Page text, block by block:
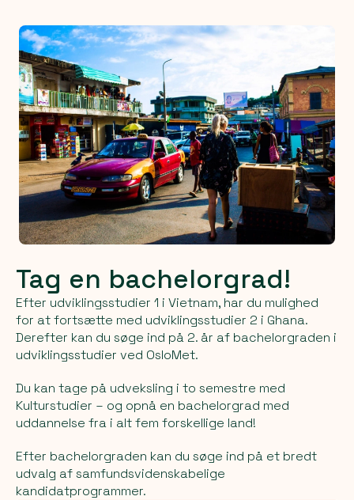
Tag en bachelorgrad!
Efter udviklingsstudier 1 i Vietnam, har du mulighed
for at fortsætte med udviklingsstudier 2 i Ghana.
Derefter kan du søge ind på 2. år af bachelorgraden i
udviklingsstudier ved OsloMet.
Du kan tage på udveksling i to semestre med
Kulturstudier – og opnå en bachelorgrad med
uddannelse fra i alt fem forskellige land!
Efter bachelorgraden kan du søge ind på et bredt
udvalg af samfundsvidenskabelige
kandidatprogrammer.